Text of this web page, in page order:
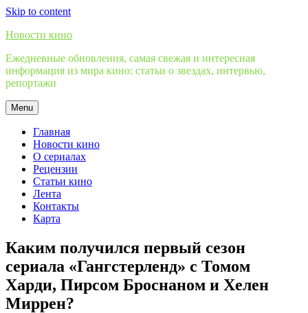
Skip to content
Новости кино
Ежедневные обновления, самая свежая и интересная
информация из мира кино: статьи о звездах, интервью,
репортажи
Menu
Главная
Новости кино
О сериалах
Рецензии
Статьи кино
Лента
Контакты
Карта
Каким получился первый сезон
сериала «Гангстерленд» с Томом
Харди, Пирсом Броснаном и Хелен
Миррен?